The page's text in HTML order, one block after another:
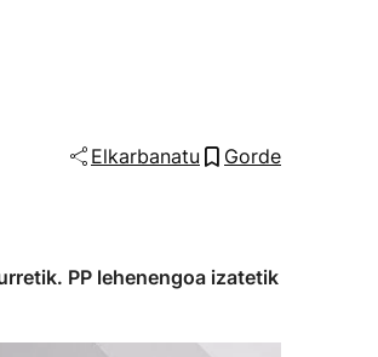
Elkarbanatu Gorde
PP lehenengoa izatetik